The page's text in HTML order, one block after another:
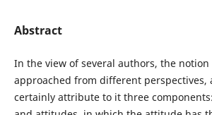
Abstract
In the view of several authors, the notion
approached from different perspectives,
certainly attribute to it three